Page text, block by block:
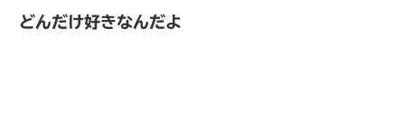
どんだけ好きなんだよ